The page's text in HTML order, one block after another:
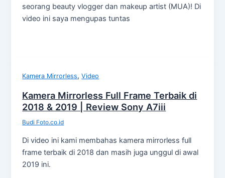
seorang beauty vlogger dan makeup artist (MUA)! Di
video ini saya mengupas tuntas
Kamera Mirrorless,Video
Kamera Mirrorless Full Frame Terbaik di
2018 & 2019 | Review Sony A7iii
Budi Foto.co.id
Di video ini kami membahas kamera mirrorless full
frame terbaik di 2018 dan masih juga unggul di awal
2019 ini.